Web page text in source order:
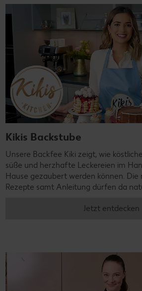
Kikis Backstube
Unsere Backfee Kiki zeigt, wie
süße und herzhafte Leckereien im
Hause gezaubert werden können. Die
Rezepte samt Anleitung dürfen da
Jetzt entdecken